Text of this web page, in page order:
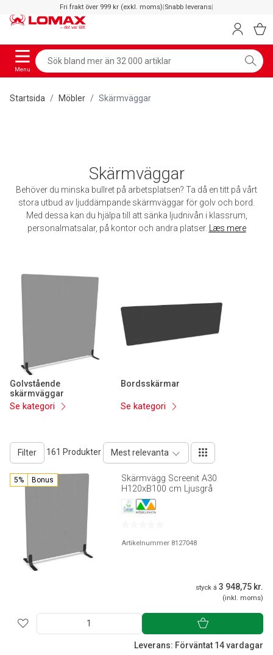
Fri frakt över 999 kr (exkl. moms)|Snabb leverans|
Menu
Startsida Möbler Skärmväggar
Skärmväggar
Behöver du minska bullret på arbetsplatsen? Ta då en titt på vårt
stora utbud av ljuddämpande skärmväggar för golv och bord.
Med dessa kan du hjälpa till att sänka ljudnivån i klassrum,
personalmatsalar, på kontor och andra platser.
Læs mere
Golvstående
skärmväggar
Se kategori
Bordsskärmar
Se kategori
Filter 161 Produkter Mest relevanta
5% Bonus
Skärmvägg Screenit A30
H120xB100 cm Ljusgrå
Artikelnummer 8127048
styck á 3 948,75 kr.
(inkl. moms)
Leverans: Förväntat 14 vardagar